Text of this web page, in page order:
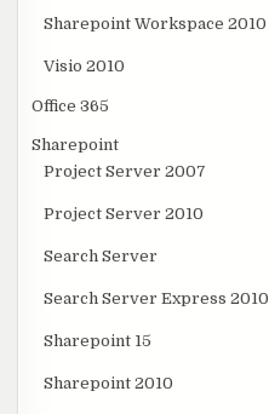
Sharepoint Workspace 2010
Visio 2010
Office 365
Sharepoint
Project Server 2007
Project Server 2010
Search Server
Search Server Express 2010
Sharepoint 15
Sharepoint 2010